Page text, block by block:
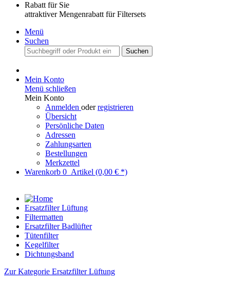
Rabatt für Sie
attraktiver Mengenrabatt für Filtersets
Menü
Suchen
Suchen
Mein Konto
Menü schließen
Mein Konto
Anmelden oderregistrieren
Übersicht
Persönliche Daten
Adressen
Zahlungsarten
Bestellungen
Merkzettel
Warenkorb 0 Artikel (0,00 € *)
Ersatzfilter Lüftung
Filtermatten
Ersatzfilter Badlüfter
Tütenfilter
Kegelfilter
Dichtungsband
Zur Kategorie Ersatzfilter Lüftung